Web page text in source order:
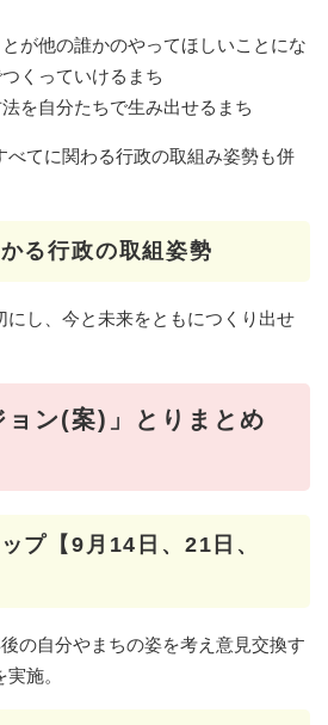
が他の誰かのやってほしいことにな
くっていけるまち
を自分たちで生み出せるまち
べてに関わる行政の取組み姿勢も併
る行政の取組姿勢
にし、今と未来をともにつくり出せ
ン(案)」とりまとめ
プ【9月14日、21日、
の自分やまちの姿を考え意見交換す
施。